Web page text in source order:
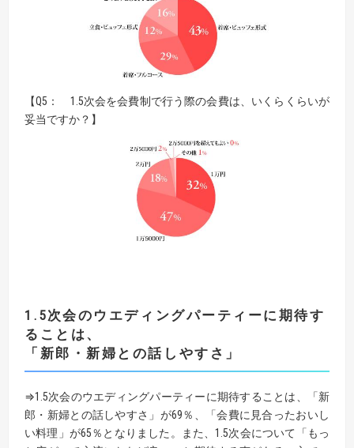
【Q5： 1.5次会を会費制で行う際の会費は、いくらくらいが
妥当ですか？】
1.5次会のウエディングパーティーに期待す
ることは、
「新郎・新婦との話しやすさ」
⇒1.5次会のウエディングパーティーに期待することは、「新
郎・新婦との話しやすさ」が69％、「会費に見合ったおいし
い料理」が65％となりました。また、1.5次会について「もっ